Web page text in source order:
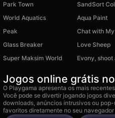
Park Town
World Aquatics
Aqua Paint
Peak
Glass Breaker
Love Sheep
Super Maksim World
Evony,
Jogos online grátis
O Playgama apresenta os mais
Você pode se divertir jogando jogos
downloads, anúncios intrusivos ou
favoritos diretamente no seu